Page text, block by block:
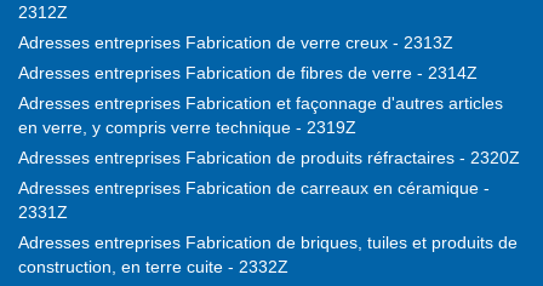
2312Z
Adresses entreprises Fabrication de verre creux - 2313Z
Adresses entreprises Fabrication de fibres de verre - 2314Z
Adresses entreprises Fabrication et façonnage d'autres articles
en verre, y compris verre technique - 2319Z
Adresses entreprises Fabrication de produits réfractaires - 2320Z
Adresses entreprises Fabrication de carreaux en céramique -
2331Z
Adresses entreprises Fabrication de briques, tuiles et produits de
construction, en terre cuite - 2332Z